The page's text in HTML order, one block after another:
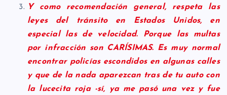
Y como recomendación general, respeta las
leyes del tránsito en Estados Unidos, en
especial las de velocidad. Porque las multas
por infracción son CARÍSIMAS. Es muy normal
encontrar policías escondidos en algunas calles
y que de la nada aparezcan tras de tu auto con
la lucecita roja -sí, ya me pasó una vez y fue